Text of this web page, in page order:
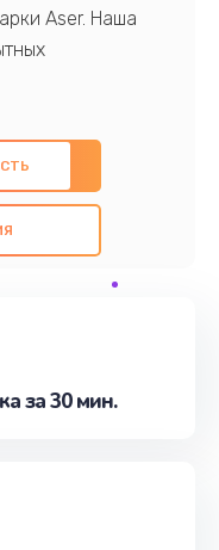
Aser. Наша
знаниями и
ремонт с
компонентов, а
- предоставить
записаться на
за 30 мин.